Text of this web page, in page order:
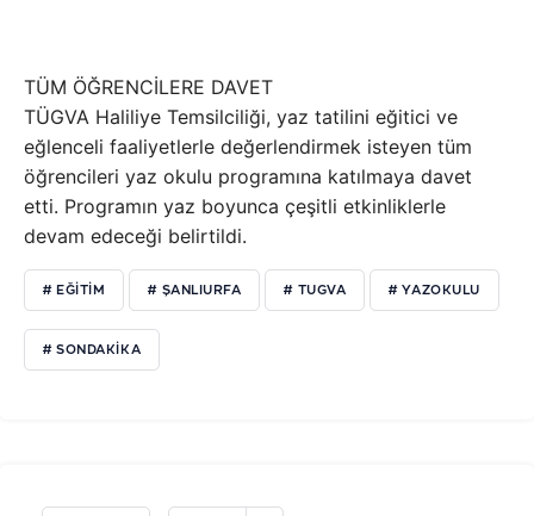
TÜM ÖĞRENCİLERE DAVET
TÜGVA Haliliye Temsilciliği, yaz tatilini eğitici ve
eğlenceli faaliyetlerle değerlendirmek isteyen tüm
öğrencileri yaz okulu programına katılmaya davet
etti. Programın yaz boyunca çeşitli etkinliklerle
devam edeceği belirtildi.
# EĞITIM # ŞANLIURFA # TUGVA # YAZOKULU
# SONDAKIKA